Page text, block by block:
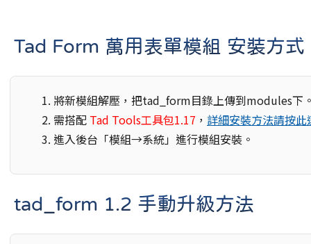
Tad Form 萬用表單模組 安裝方式
將新模組解壓，把tad_form目錄上傳到modules下。
需搭配 Tad Tools工具包1.17 ， 詳細安裝方法請按此
進入後台「模組→系統」進行模組安裝。
tad_form 1.2 手動升級方法